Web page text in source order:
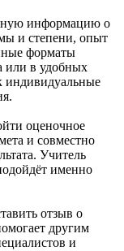
информацию о
и степени, опыт
форматы
или в удобных
индивидуальные
оценочное
и совместно
Учитель
именно
отзыв о
другим
и